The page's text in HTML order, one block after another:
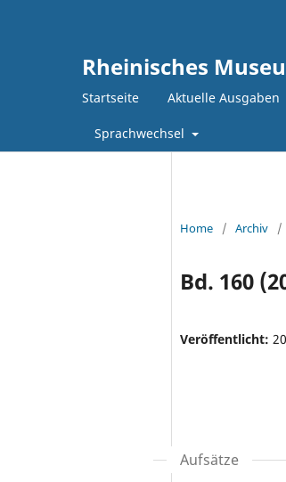
Rheinisches
Startseite Aktuelle Ausgaben
Sprachwechsel
Home / Archiv /
Bd. 160
Veröffentlicht:
Aufsätze